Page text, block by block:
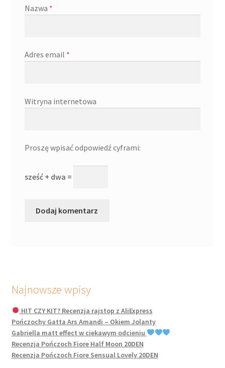
Nazwa *
Adres email *
Witryna internetowa
Proszę wpisać odpowiedź cyframi:
sześć + dwa =
Najnowsze wpisy
HIT CZY KIT? Recenzja rajstop z AliExpress
Pończochy Gatta Ars Amandi – Okiem Jolanty
Gabriella matt effect w ciekawym odcieniu
Recenzja Pończoch Fiore Half Moon 20DEN
Recenzja Pończoch Fiore Sensual Lovely 20DEN